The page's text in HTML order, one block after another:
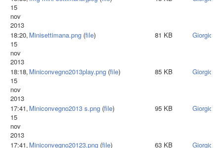
15
nov
2013
18:20,
15
nov
2013
Minisettimana.png (file) 81 KB
18:18,
15
nov
2013
Miniconvegno2013play.png (file) 85 KB
17:41,
15
nov
2013
Miniconvegno2013 s.png (file) 95 KB
17:41, Miniconvegno20123.png (file) 63 KB